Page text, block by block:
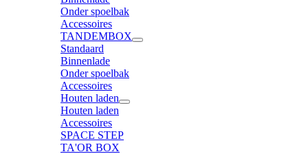
Onder spoelbak
Accessoires
TANDEMBOX
Standaard
Binnenlade
Onder spoelbak
Accessoires
Houten laden
Houten laden
Accessoires
SPACE STEP
TA'OR BOX